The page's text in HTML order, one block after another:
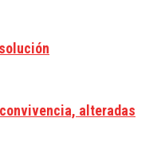
alteradas